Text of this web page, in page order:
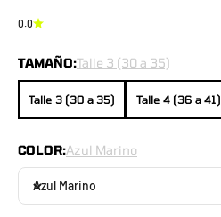
0.0
TAMAÑO:Talle 3 (30 a 35)
Talle 3 (30 a 35) Talle 4 (36 a 41)
COLOR:Azul Marino
Azul Marino